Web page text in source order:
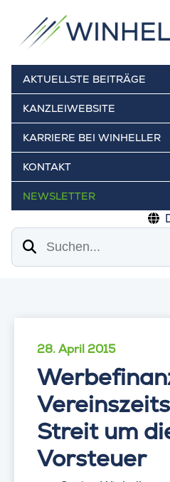
AKTUELLSTE BEITRÄGE
KANZLEIWEBSITE
KARRIERE BEI WINHELLER
KONTAKT
NEWSLETTER
Suchen
28. April 2015
Streit um
Vorsteuer